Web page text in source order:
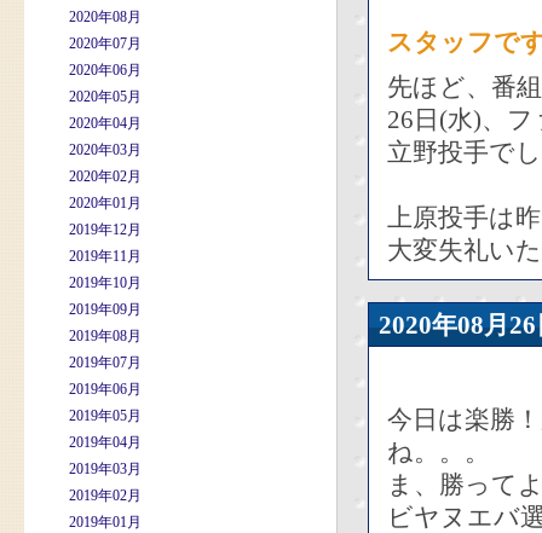
2020年08月
2020年07月
2020年06月
2020年05月
2020年04月
2020年03月
2020年02月
2020年01月
2019年12月
2019年11月
2019年10月
2019年09月
2019年08月
2019年07月
2019年06月
2019年05月
2019年04月
2019年03月
2019年02月
2019年01月
スタッフで
先ほど、番
26日(水)、
立野投手で
上原投手は
大変失礼い
2020年08
今日は楽勝
ね。。。
ま、勝って
ビヤヌエバ